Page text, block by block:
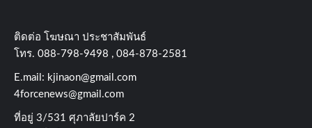
ติดต่อ​ โฆษณา​ ประชาสัมพันธ์
โทร​. 088-798-9498 , 084-878-2581
E.mail: kjinaon@gmail.com
4forcenews@gmail.com
ที่อยู่​ 3/531​ ศุภาลัยปาร์ค​ 2